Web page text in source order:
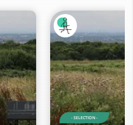
- SELECTION -